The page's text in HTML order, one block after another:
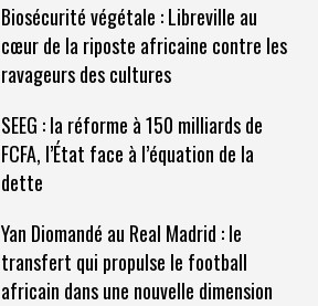
Biosécurité végétale : Libreville au
cœur de la riposte africaine contre les
ravageurs des cultures
SEEG : la réforme à 150 milliards de
FCFA, l’État face à l’équation de la
dette
Yan Diomandé au Real Madrid : le
transfert qui propulse le football
africain dans une nouvelle dimension